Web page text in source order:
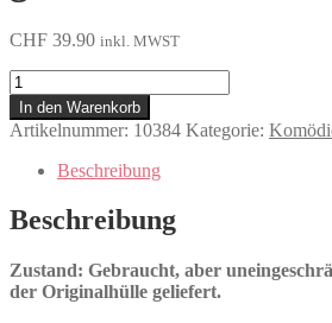
CHF 39.90 inkl. MWST
The
New
Guy
-
ganz
coole
Menge
In den Warenkorb
Artikelnummer: 10384 Kategorie:
Beschreibung
Beschreibung
Zustand: Gebraucht, aber
der Originalhülle geliefert.